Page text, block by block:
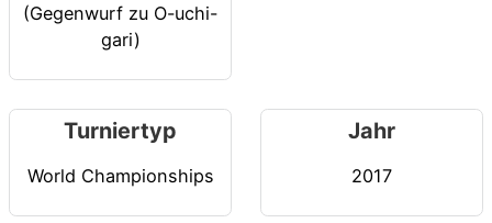
(Gegenwurf zu O-uchi-
gari)
Turniertyp
World Championships
Jahr
2017